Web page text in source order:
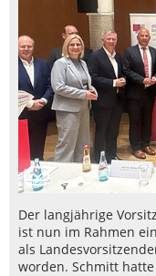
Der langjährige
ist nun im Rahmen
als
worden. Schmitt